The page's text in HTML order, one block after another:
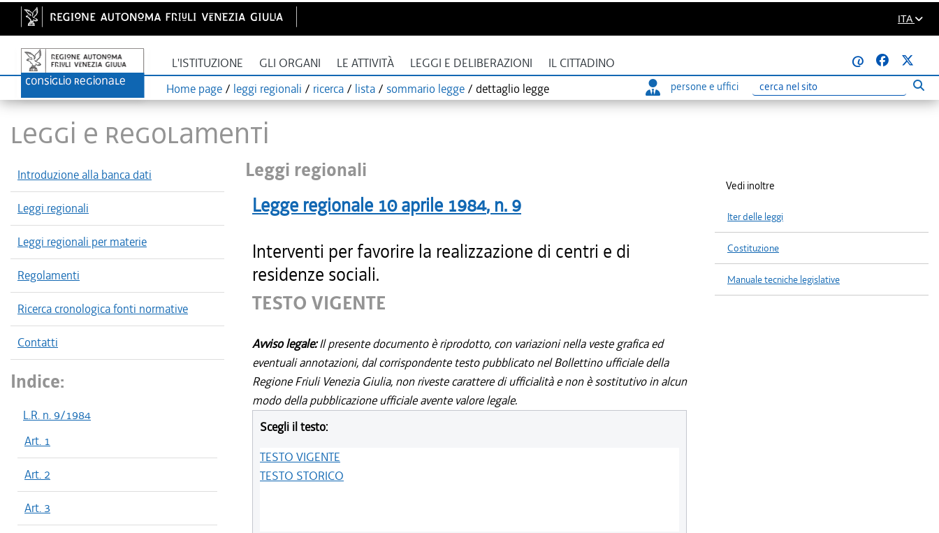
ITA
L'ISTITUZIONE GLI ORGANI LE ATTIVITÀ LEGGI E DELIBERAZIONI IL CITTADINO
@
Home page / leggi regionali / ricerca / lista / sommario legge / dettaglio legge persone e uffici
Ricerca
LEGGI E REGOLAMENTI
Introduzione alla banca dati
Leggi regionali
Leggi regionali per materie
Regolamenti
Ricerca cronologica fonti normative
Contatti
Indice:
L.R. n. 9/1984
Art. 1
Art. 2
Art. 3
Leggi regionali
Legge regionale 10 aprile 1984, n. 9
Interventi per favorire la realizzazione di centri e di
residenze sociali.
TESTO VIGENTE
Avviso legale:Il presente documento è riprodotto, con variazioni nella veste grafica ed
eventuali annotazioni, dal corrispondente testo pubblicato nel Bollettino ufficiale della
Regione Friuli Venezia Giulia, non riveste carattere di ufficialità e non è sostitutivo in alcun
modo della pubblicazione ufficiale avente valore legale.
Scegli il testo:
TESTO VIGENTE
TESTO STORICO
Vedi inoltre
Iter delle leggi
Costituzione
Manuale tecniche legislative